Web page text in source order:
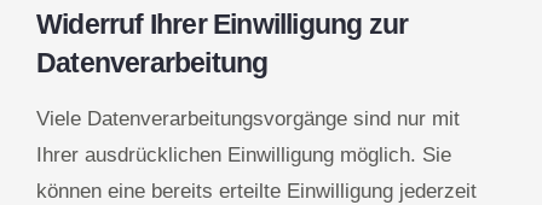
Widerruf Ihrer Einwilligung zur
Datenverarbeitung
Viele Datenverarbeitungsvorgänge sind nur mit
Ihrer ausdrücklichen Einwilligung möglich. Sie
können eine bereits erteilte Einwilligung jederzeit